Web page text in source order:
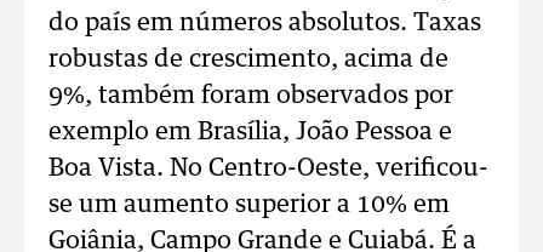
do país em números absolutos. Taxas
robustas de crescimento, acima de
9%, também foram observados por
exemplo em Brasília, João Pessoa e
Boa Vista. No Centro-Oeste, verificou-
se um aumento superior a 10% em
Goiânia, Campo Grande e Cuiabá. É a